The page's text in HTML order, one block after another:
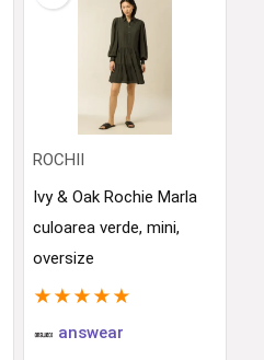
ROCHII
Ivy & Oak Rochie Marla
culoarea verde, mini,
oversize
★ ★ ★ ★ ★
answear